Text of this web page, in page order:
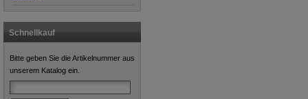
Schnellkauf
Bitte geben Sie die Artikelnummer aus
unserem Katalog ein.